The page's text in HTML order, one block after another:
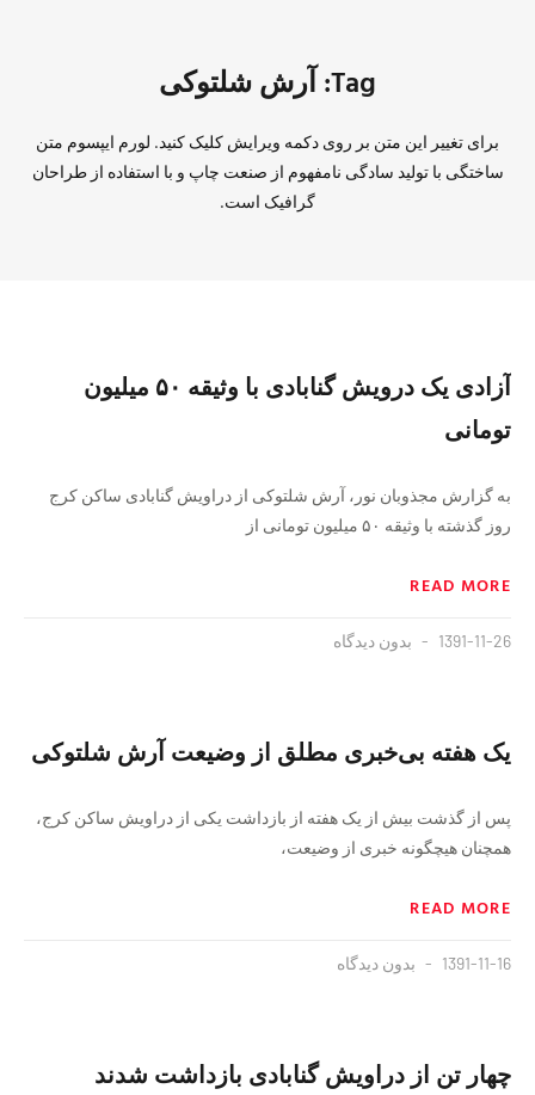
Tag: آرش شلتوکی
برای تغییر این متن بر روی دکمه ویرایش کلیک کنید. لورم ایپسوم متن
ساختگی با تولید سادگی نامفهوم از صنعت چاپ و با استفاده از طراحان
گرافیک است.
آزادی یک درویش گنابادی با وثیقه ۵۰ میلیون
تومانی
به گزارش مجذوبان نور، آرش شلتوکی از دراویش گنابادی ساکن کرج
روز گذشته با وثیقه ۵۰ میلیون تومانی از
READ MORE
1391-11-26 بدون دیدگاه
یک هفته بی‌خبری مطلق از وضیعت آرش شلتوکی
پس از گذشت بیش از یک هفته از بازداشت یکی از دراویش ساکن کرج،
همچنان هیچگونه خبری از وضیعت،
READ MORE
1391-11-16 بدون دیدگاه
چهار تن از دراویش گنابادی بازداشت شدند